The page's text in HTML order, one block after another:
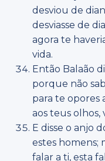
desviou de
desviasse de
agora te
vida.
Então Balaão
porque não
para te opores
aos teus olhos,
E disse o anjo
estes homens;
falar a ti, esta